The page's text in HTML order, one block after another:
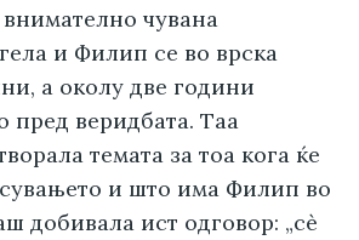
чувана
и Филип се во врска
а околу две години
пред веридбата. Таа
темата за тоа кога ќе
и што има Филип во
добивала ист одговор: „сè